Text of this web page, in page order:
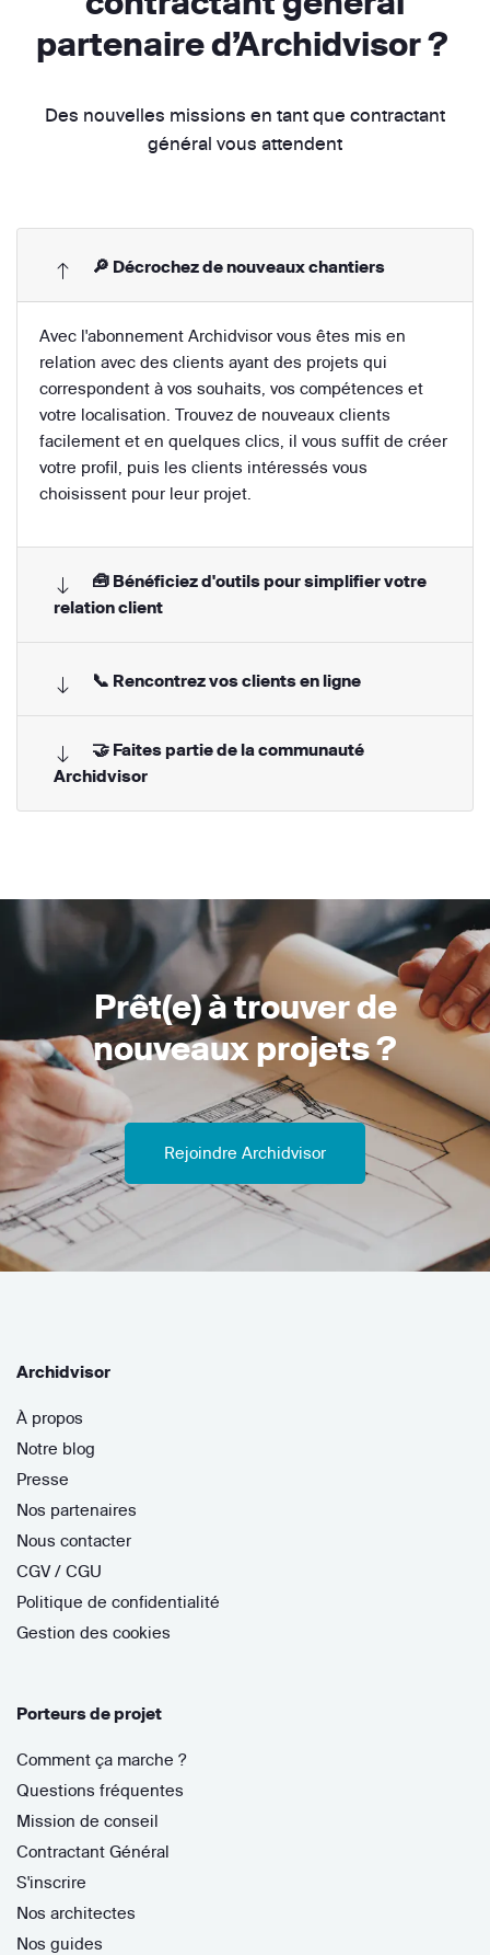
partenaire d’Archidvisor ?
Des nouvelles missions en tant que contractant
général vous attendent
🔎 Décrochez de nouveaux chantiers
Avec l'abonnement Archidvisor vous êtes mis en
relation avec des clients ayant des projets qui
correspondent à vos souhaits, vos compétences et
votre localisation. Trouvez de nouveaux clients
facilement et en quelques clics, il vous suffit de créer
votre profil, puis les clients intéressés vous
choisissent pour leur projet.
🧰 Bénéficiez d'outils pour simplifier votre
relation client
📞 Rencontrez vos clients en ligne
🤝 Faites partie de la communauté
Archidvisor
Prêt(e) à trouver de
nouveaux projets ?
Rejoindre Archidvisor
Archidvisor
À propos
Notre blog
Presse
Nos partenaires
Nous contacter
CGV / CGU
Politique de confidentialité
Gestion des cookies
Porteurs de projet
Comment ça marche ?
Questions fréquentes
Mission de conseil
Contractant Général
S'inscrire
Nos architectes
Nos guides